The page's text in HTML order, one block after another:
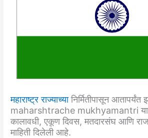
महाराष्ट्र राज्याच्यानिर्मितीपासून
maharshtrache mukhyamantri
कालावधी, एकूण दिवस, मतदारसंघ आणि
माहिती दिलेली आहे.